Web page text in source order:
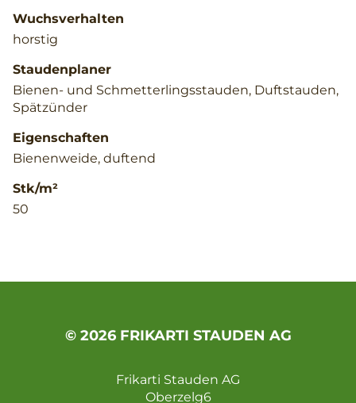
Wuchsverhalten
horstig
Staudenplaner
Bienen- und Schmetterlingsstauden, Duftstauden,
Spätzünder
Eigenschaften
Bienenweide, duftend
Stk/m²
50
© 2026 FRIKARTI STAUDEN AG
Frikarti Stauden AG
Oberzelg6